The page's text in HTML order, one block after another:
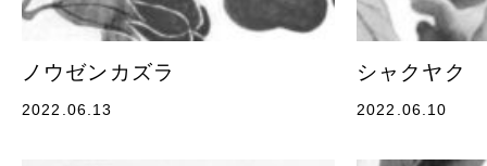
ノウゼンカズラ
2022.06.13
シャクヤク
2022.06.10